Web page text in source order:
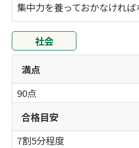
集中力を養っておかなければ
社会
満点
90点
合格目安
7割5分程度